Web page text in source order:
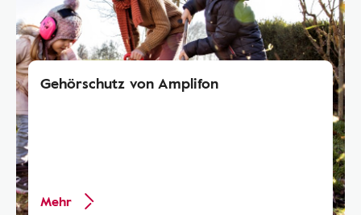
Gehörschutz von Amplifon
Mehr